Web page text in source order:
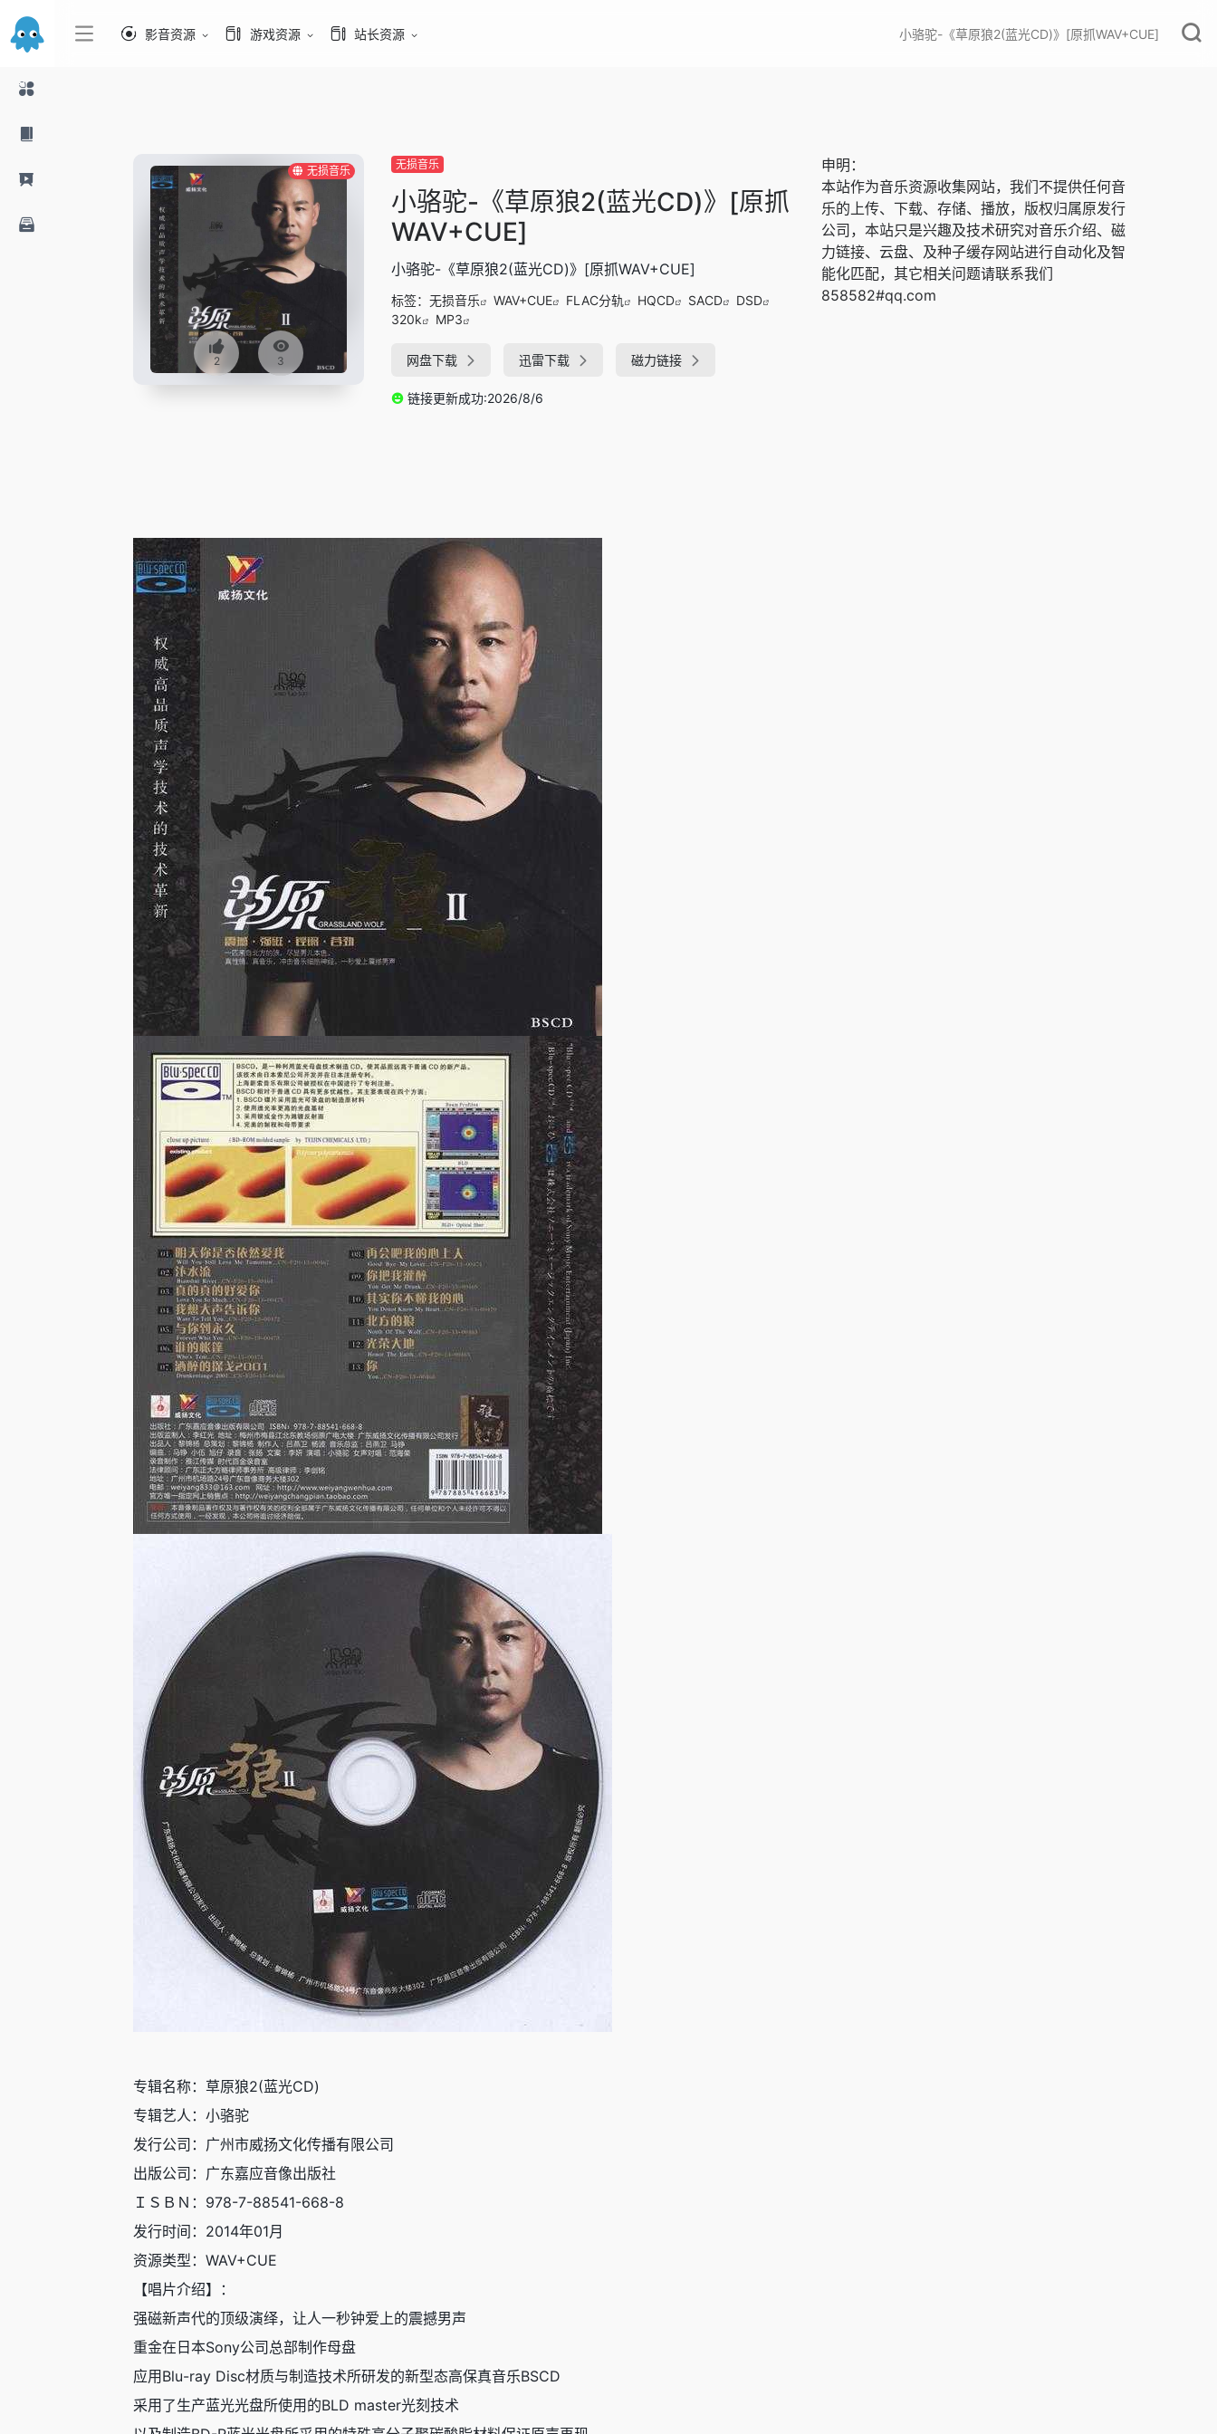
影音资源 游戏资源 站长资源 小骆驼-《草原狼2(蓝光CD)》[原抓WAV+CUE]
无损音乐
2 3
无损音乐
小骆驼-《草原狼2(蓝光CD)》[原抓
WAV+CUE]
小骆驼-《草原狼2(蓝光CD)》[原抓WAV+CUE]
标签： 无损音乐 WAV+CUE FLAC分轨 HQCD SACD
DSD
320k
MP3
网盘下载 迅雷下载 磁力链接
链接更新成功:2026/8/6
申明：
本站作为音乐资源收集网站，我们不提供任何音
乐的上传、下载、存储、播放，版权归属原发行
公司，本站只是兴趣及技术研究对音乐介绍、磁
力链接、云盘、及种子缓存网站进行自动化及智
能化匹配，其它相关问题请联系我们
858582#qq.com
专辑名称：草原狼2(蓝光CD)
专辑艺人：小骆驼
发行公司：广州市威扬文化传播有限公司
出版公司：广东嘉应音像出版社
ＩＳＢＮ：978-7-88541-668-8
发行时间：2014年01月
资源类型：WAV+CUE
【唱片介绍】：
强磁新声代的顶级演绎，让人一秒钟爱上的震撼男声
重金在日本Sony公司总部制作母盘
应用Blu-ray Disc材质与制造技术所研发的新型态高保真音乐BSCD
采用了生产蓝光光盘所使用的BLD master光刻技术